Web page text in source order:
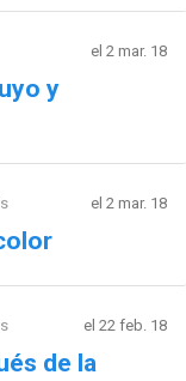
el 2 mar. 18
y
el 2 mar. 18
el 22 feb. 18
de la